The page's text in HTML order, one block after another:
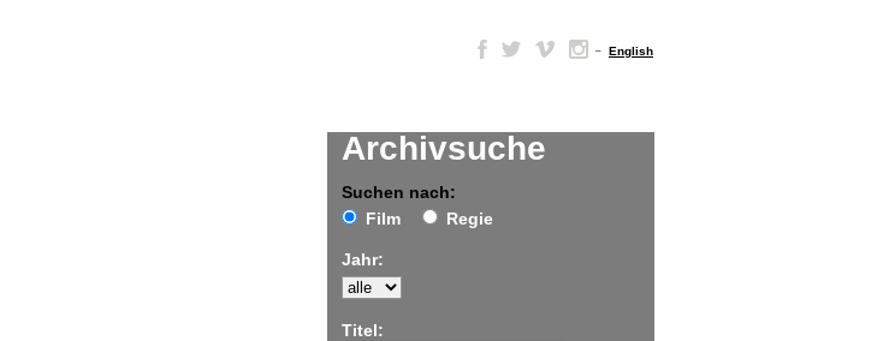
– English
Archivsuche
Suchen nach:
Film
Regie
Jahr:
Titel: